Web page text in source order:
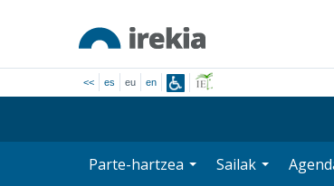
<< es eu en
Parte-hartzea Sailak